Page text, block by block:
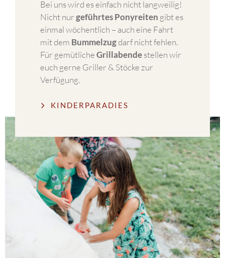
Bei uns wird es einfach nicht langweilig!
Nicht nurgeführtes Ponyreiten gibt es
einmal wöchentlich – auch eine Fahrt
mit dem Bummelzugdarf nicht fehlen.
Für gemütlicheGrillabendestellen wir
euch gerne Griller & Stöcke zur
Verfügung.
KINDERPARADIES